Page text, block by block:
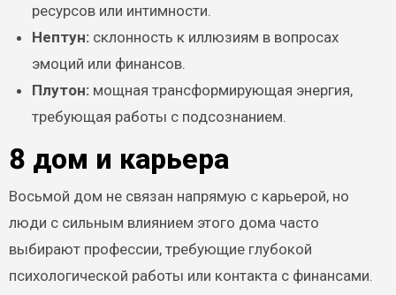
ресурсов или интимности.
Нептун:склонность к иллюзиям в вопросах
эмоций или финансов.
Плутон:мощная трансформирующая энергия,
требующая работы с подсознанием.
8 дом и карьера
Восьмой дом не связан напрямую с карьерой, но
люди с сильным влиянием этого дома часто
выбирают профессии, требующие глубокой
психологической работы или контакта с финансами.